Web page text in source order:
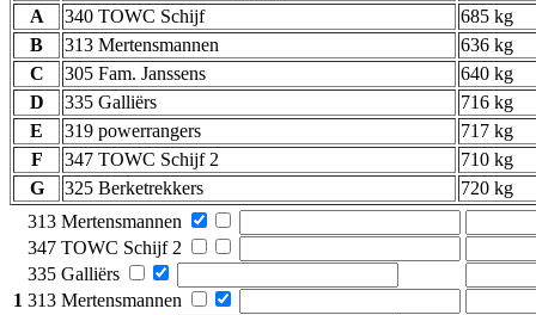
A
340 TOWC Schijf
685 kg
B
313 Mertensmannen
636 kg
C
305 Fam. Janssens
640 kg
D
335 Galliërs
716 kg
E
319 powerrangers
717 kg
F
347 TOWC Schijf 2
710 kg
G
325 Berketrekkers 720 kg
1
313 Mertensmannen
347 TOWC Schijf 2
335 Galliërs
313 Mertensmannen